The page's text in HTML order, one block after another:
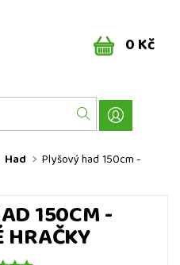
0 Kč
Had
Plyšový had 150cm -
150CM -
HRAČKY